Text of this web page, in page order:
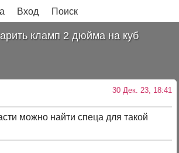
Вход Поиск
кламп 2 дюйма на куб
30 Дек. 23, 18:41
можно найти спеца для такой